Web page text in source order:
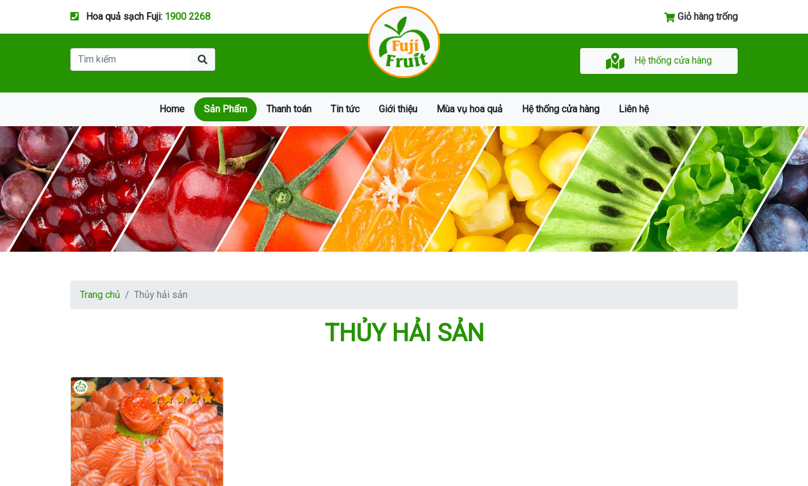
Hoa quả sạch Fuji: 1900 2268 Giỏ hàng trống
Hệ thống cửa hàng
Home Sản Phẩm Thanh toán Tin tức Giới thiệu Mùa vụ hoa quả Hệ thống cửa hàng Liên hệ
Trang chủ Thủy hải sản
THỦY HẢI SẢN